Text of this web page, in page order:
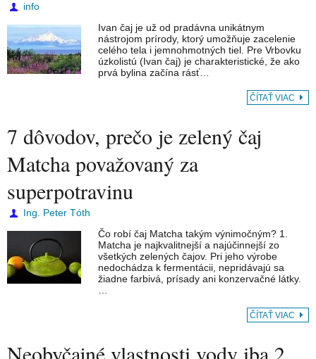
info
Ivan čaj je už od pradávna unikátnym
nástrojom prírody, ktorý umožňuje zacelenie
celého tela i jemnohmotných tiel. Pre Vrbovku
úzkolistú (Ivan čaj) je charakteristické, že ako
prvá bylina začína rásť…
ČÍTAŤ VIAC
7 dôvodov, prečo je zelený čaj
Matcha považovaný za
superpotravinu
Ing. Peter Tóth
Čo robí čaj Matcha takým výnimočným? 1.
Matcha je najkvalitnejší a najúčinnejší zo
všetkých zelených čajov. Pri jeho výrobe
nedochádza k fermentácii, nepridávajú sa
žiadne farbivá, prísady ani konzervačné látky.
ČÍTAŤ VIAC